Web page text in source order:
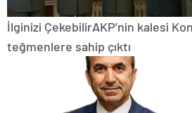
İlginizi ÇekebilirAKP’nin kalesi
teğmenlere sahip çıktı